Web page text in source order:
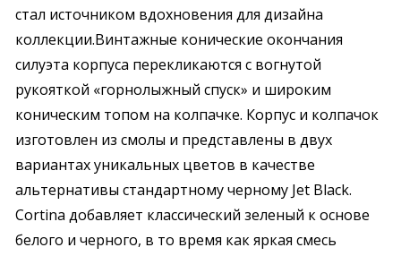
стал источником вдохновения для дизайна
коллекции.Винтажные конические окончания
силуэта корпуса перекликаются с вогнутой
рукояткой «горнолыжный спуск» и широким
коническим топом на колпачке. Корпус и колпачок
изготовлен из смолы и представлены в двух
вариантах уникальных цветов в качестве
альтернативы стандартному черному Jet Black.
Cortina добавляет классический зеленый к основе
белого и черного, в то время как яркая смесь